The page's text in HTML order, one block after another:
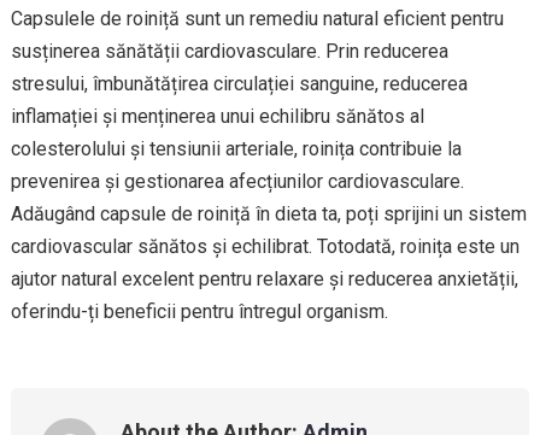
Capsulele de roiniță sunt un remediu natural eficient pentru
susținerea sănătății cardiovasculare. Prin reducerea
stresului, îmbunătățirea circulației sanguine, reducerea
inflamației și menținerea unui echilibru sănătos al
colesterolului și tensiunii arteriale, roinița contribuie la
prevenirea și gestionarea afecțiunilor cardiovasculare.
Adăugând capsule de roiniță în dieta ta, poți sprijini un sistem
cardiovascular sănătos și echilibrat. Totodată, roinița este un
ajutor natural excelent pentru relaxare și reducerea anxietății,
oferindu-ți beneficii pentru întregul organism.